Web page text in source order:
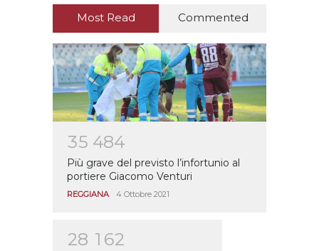
Most Read Commented
35 484
Più grave del previsto l’infortunio al
portiere Giacomo Venturi
REGGIANA 4 Ottobre 2021
28 1 62